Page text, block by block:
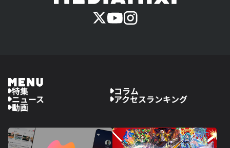
特集 コラム
ニュース アクセスランキング
動画